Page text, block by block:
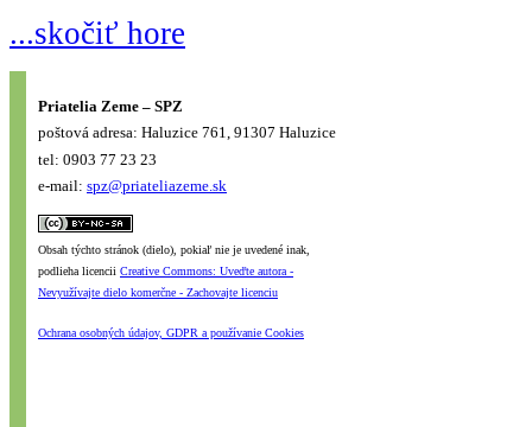
...skočiť hore
Priatelia Zeme – SPZ
poštová adresa: Haluzice 761, 91307 Haluzice
tel: 0903 77 23 23
e-mail: spz@priateliazeme.sk
Obsah týchto stránok (dielo), pokiaľ nie je uvedené inak,
podlieha licencii Creative Commons: Uveďte autora -
Nevyužívajte dielo komerčne - Zachovajte licenciu
Ochrana osobných údajov, GDPR a používanie Cookies